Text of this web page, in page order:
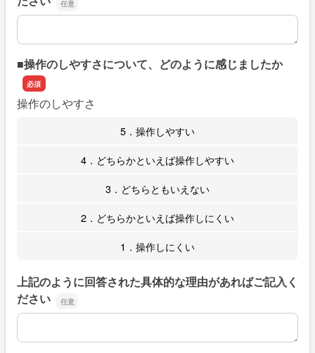
上記のように回答された具体的な理由があればご記入くだ
■操作のしやすさについて、どのように感じましたか
操作のしやすさ
5．操作しやすい
4．どちらかといえば操作しやすい
3．どちらともいえない
2．どちらかといえば操作しにくい
1．操作しにくい
上記のように回答された具体的な理由があればご記入く
ださい
上記のように回答された具体的な理由があればご記入くだ